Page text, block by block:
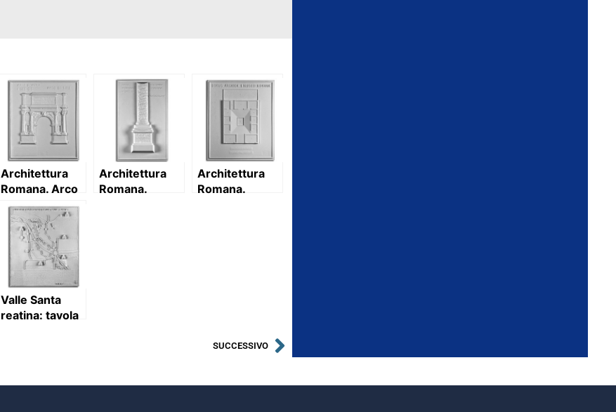
Architettura
Romana. Arco
di Tito (I sec.
d.C.):
prospetto
Architettura
Romana.
Architettura
Romana.
Valle Santa
reatina: tavola
SUCCESSIVO